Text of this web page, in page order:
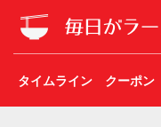
タイムライン クーポン